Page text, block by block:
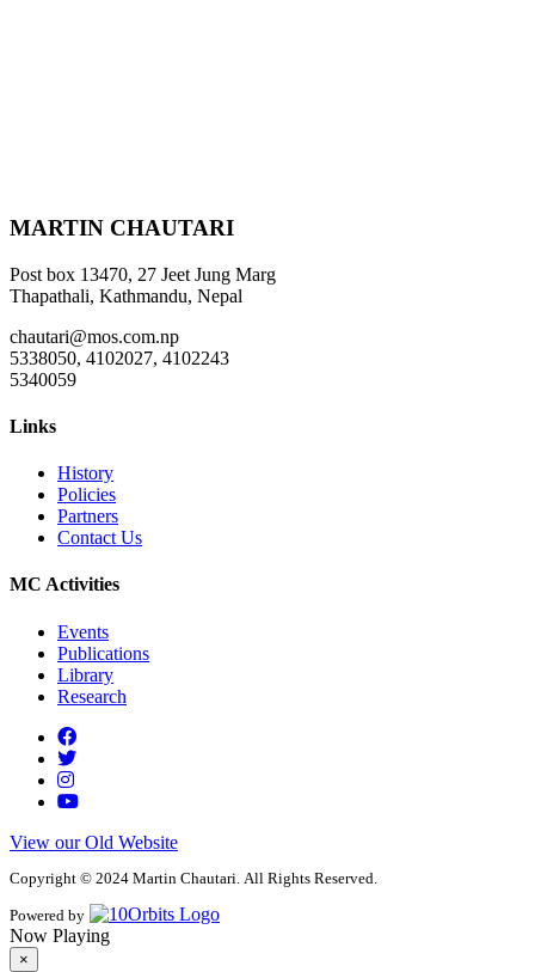
MARTIN CHAUTARI
Post box 13470, 27 Jeet Jung Marg
Thapathali, Kathmandu, Nepal
chautari@mos.com.np
5338050, 4102027, 4102243
5340059
Links
History
Policies
Partners
Contact Us
MC Activities
Events
Publications
Library
Research
View our Old Website
Copyright © 2024 Martin Chautari. All Rights Reserved.
Powered by
Now Playing
×